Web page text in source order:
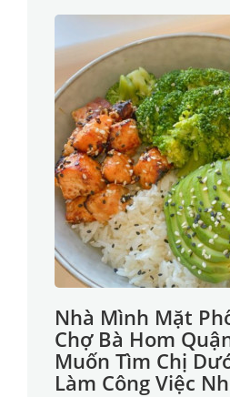
Nhà Mình Mặt
Chợ Bà Hom
Muốn Tìm Chị
Làm Công Việc